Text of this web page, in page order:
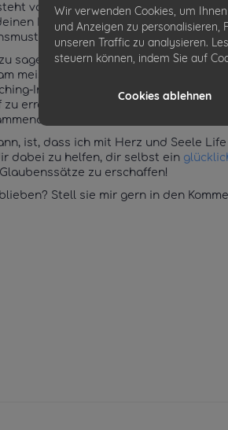
vor allem dann, wenn wir diese
Bedürfnissen noch besser
zu finden und sie direkt im
sagen, dass mich das von meinen
meisten von der Verbindung zu dir
Inhalte nicht in deinen Alltag
erreichen, sondern auch im Herzen
ist, dass ich mit Herz und Seele
dabei zu helfen, dir selbst ein
zu erschaffen!
Stell sie mir gern in den
Wir verwenden Cookies, um
und Anzeigen zu
unseren Traffic zu analysieren.
steuern können, indem Sie auf
Cookies ablehnen